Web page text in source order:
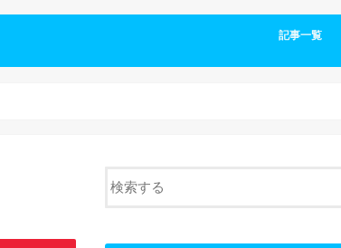
記事一覧